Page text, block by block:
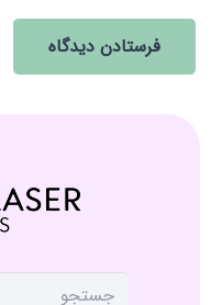
فرستادن دیدگاه